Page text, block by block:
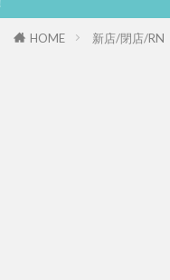
HOME 新店/閉店/RN